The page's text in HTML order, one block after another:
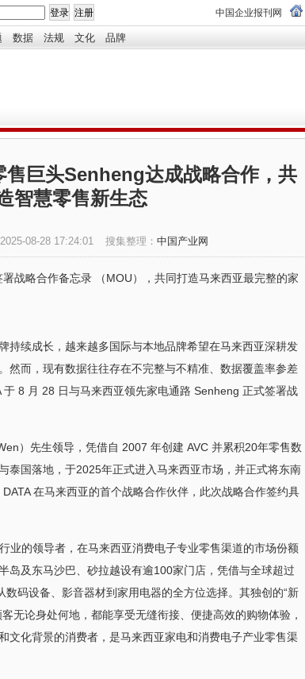
中国企业报刊网
数据 法规 文化 品牌
售巨头Senheng达成战略合作，共
智慧零售新生态
2025-08-28 17:24:01 搜集整理： 中国产业网
战略合作备忘录 （MOU），共同打造马来西亚最完整的家
持续成长，越来越多国际与本地品牌希望在马来西亚深耕发
然而，现有数据往往存在不完整与不精准、数据覆盖率参差
8 月 28 日与马来西亚领先家电通路 Senheng 正式签署战
）先生领导，凭借自 2007 年创建 AVC 并累积20年零售数
泰国落地，于2025年正式进入马来西亚市场，并正式将东南
在马来西亚的首个战略合作伙伴，此次战略合作签约具
业的领导者，在马来西亚消费电子专业零售渠道的市场份额
岛及东马沙巴、砂拉越设有逾100家门店，凭借与全球超过
码设备、影音器材到家用电器的全方位选择。其独创的“新
无论身处何地，都能享受无缝衔接、便捷高效的购物体验，
文化背景的消费者，是马来西亚家电和消费电子产业零售渠